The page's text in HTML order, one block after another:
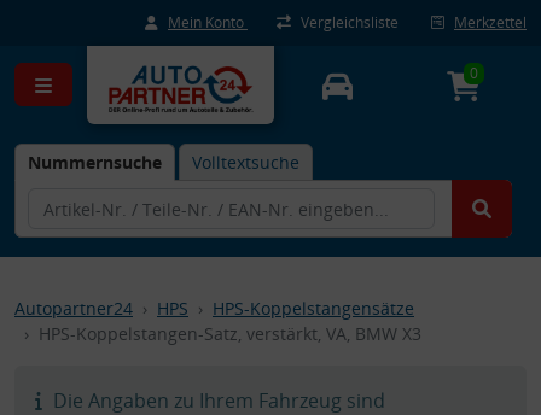
Mein Konto Vergleichsliste Merkzettel
Nummernsuche Volltextsuche
0
Autopartner24 HPS
HPS-Koppelstangensätze
HPS-Koppelstangen-Satz, verstärkt, VA, BMW X3
Die Angaben zu Ihrem Fahrzeug sind